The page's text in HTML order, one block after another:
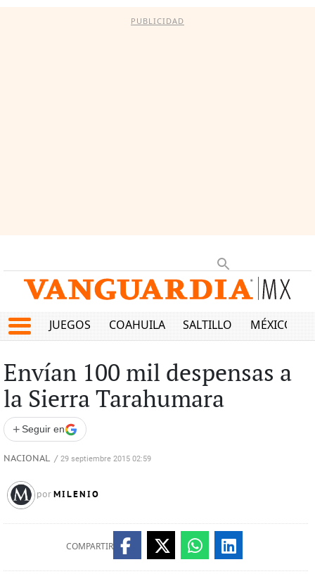
PUBLICIDAD
JUEGOS COAHUILA SALTILLO MÉXICO
Envían 100 mil despensas a
la Sierra Tarahumara
+ Seguir en
NACIONAL / 29 septiembre 2015 02:59
por MILENIO
COMPARTIR